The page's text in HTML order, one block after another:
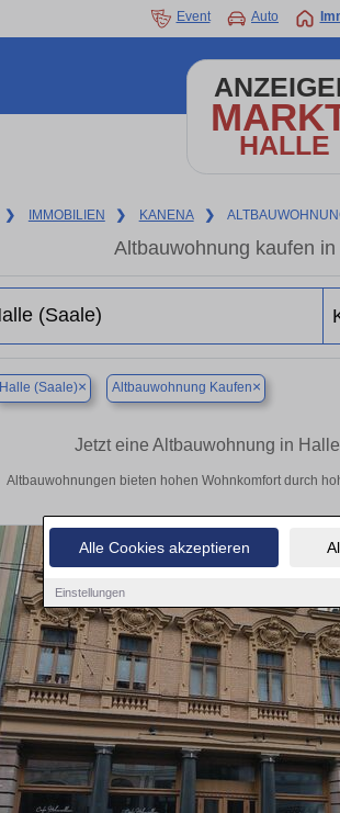
Alle Cookies akzeptieren
Einstellungen
Event Auto
HALLE
❯ IMMOBILIEN ❯ KANENA ❯
Altbauwohnung kaufen
Halle (Saale)× Altbauwohnung Kaufen×
Jetzt eine Altbauwohnung in
Altbauwohnungen bieten hohen Wohnkomfort durch